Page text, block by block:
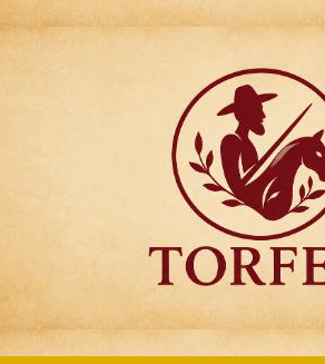
Articulos para